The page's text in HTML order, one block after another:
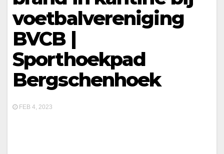
voetbalvereniging
BVCB |
Sporthoekpad
Bergschenhoek
FEB 4, 2023